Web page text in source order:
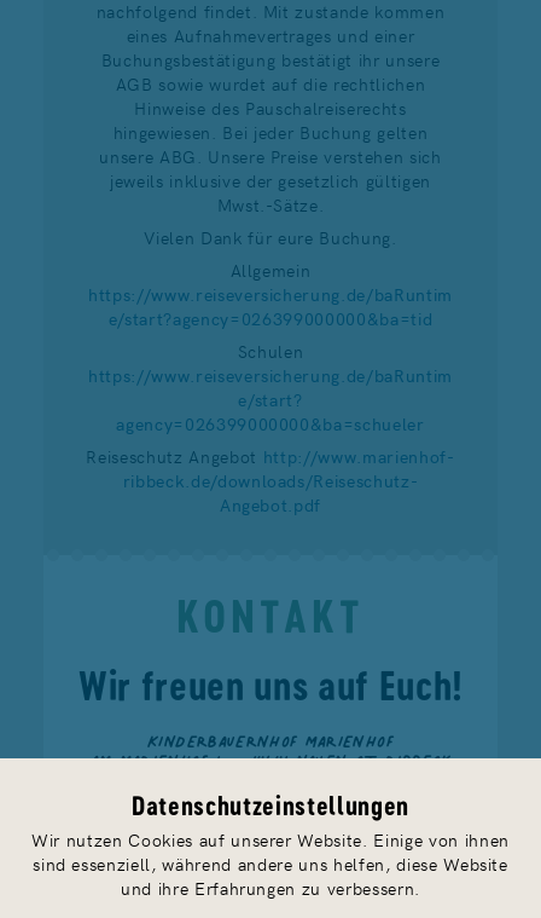
nachfolgend findet. Mit zustande kommen
eines Aufnahmevertrages und einer
Buchungsbestätigung bestätigt ihr unsere
AGB sowie wurdet auf die rechtlichen
Hinweise des Pauschalreiserechts
hingewiesen. Bei jeder Buchung gelten
unsere ABG. Unsere Preise verstehen sich
jeweils inklusive der gesetzlich gültigen
Mwst.-Sätze.
Vielen Dank für eure Buchung.
Allgemein
https://www.reiseversicherung.de/baRuntim
e/start?agency=026399000000&ba=tid
Schulen
https://www.reiseversicherung.de/baRuntim
e/start?
agency=026399000000&ba=schueler
Reiseschutz Angebot http://www.marienhof-
ribbeck.de/downloads/Reiseschutz-
Angebot.pdf
KONTAKT
Wir freuen uns auf Euch!
KINDERBAUERNHOF MARIENHOF
AM MARIENHOF 1 — 14641 NAUEN OT RIBBECK
FERIEN@MARIENHOF-RIBBECK.DE
Datenschutzeinstellungen
Wir nutzen Cookies auf unserer Website. Einige von ihnen
sind essenziell, während andere uns helfen, diese Website
und ihre Erfahrungen zu verbessern.